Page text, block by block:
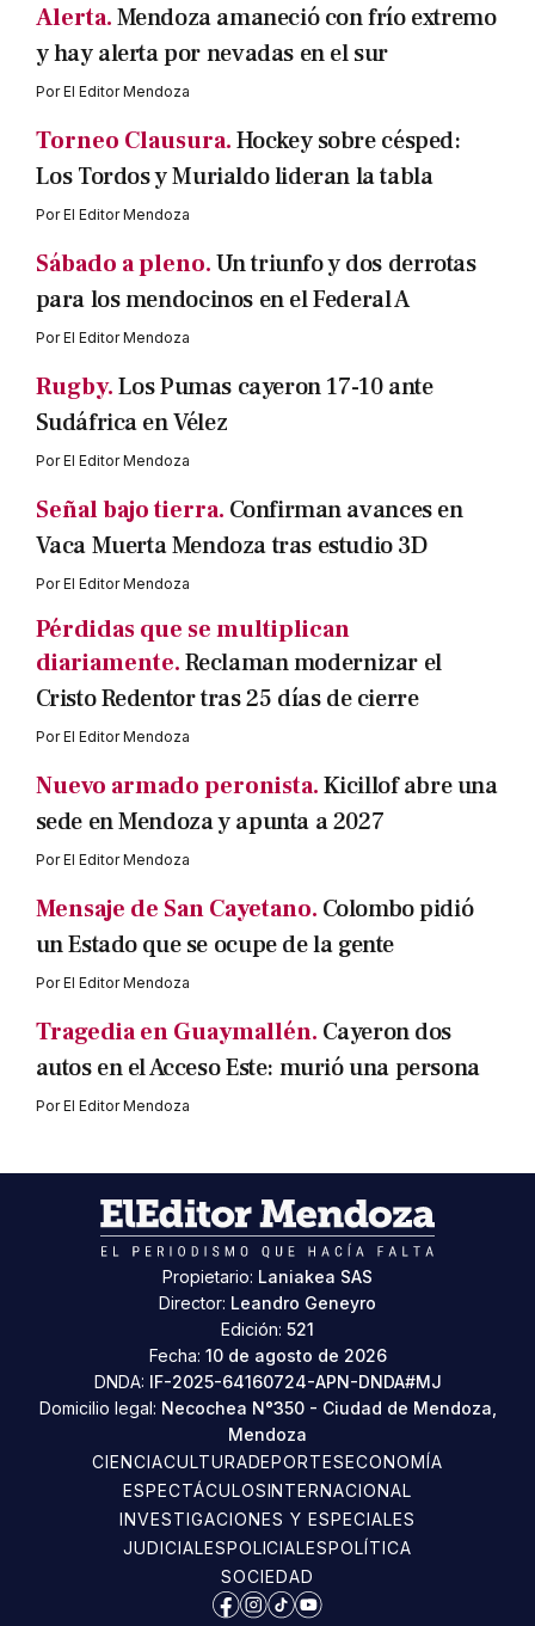
Alerta.Mendoza amaneció con frío extremo
y hay alerta por nevadas en el sur
PorEl Editor Mendoza
Torneo Clausura.Hockey sobre césped:
Los Tordos y Murialdo lideran la tabla
PorEl Editor Mendoza
Sábado a pleno.Un triunfo y dos derrotas
para los mendocinos en el Federal A
PorEl Editor Mendoza
Rugby.Los Pumas cayeron 17-10 ante
Sudáfrica en Vélez
PorEl Editor Mendoza
Señal bajo tierra. Confirman avances en
Vaca Muerta Mendoza tras estudio 3D
PorEl Editor Mendoza
Pérdidas que se multiplican
diariamente.Reclaman modernizar el
Cristo Redentor tras 25 días de cierre
PorEl Editor Mendoza
Nuevo armado peronista.Kicillof abre una
sede en Mendoza y apunta a 2027
PorEl Editor Mendoza
Mensaje de San Cayetano. Colombo pidió
un Estado que se ocupe de la gente
PorEl Editor Mendoza
Tragedia en Guaymallén. Cayeron dos
autos en el Acceso Este: murió una persona
PorEl Editor Mendoza
Propietario: Laniakea SAS
Director: Leandro Geneyro
Edición: 521
Fecha: 10 de agosto de 2026
DNDA: IF-2025-64160724-APN-DNDA#MJ
Domicilio legal: Necochea N°350 - Ciudad de Mendoza,
Mendoza
CIENCIACULTURADEPORTESECONOMÍA
ESPECTÁCULOSINTERNACIONAL
INVESTIGACIONES Y ESPECIALES
JUDICIALESPOLICIALESPOLÍTICA
SOCIEDAD
Facebook
Instagram
TikTokYouTube